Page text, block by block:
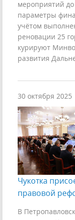
мероприятий до
параметры
учётом
реновации 25
курируют
развития
30 октября 2025
Чукотка
правовой
В